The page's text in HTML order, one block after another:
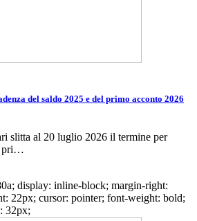
del saldo 2025 e del primo acconto 2026
slitta al 20 luglio 2026 il termine per
pri…
display: inline-block; margin-right:
22px; cursor: pointer; font-weight: bold;
32px;